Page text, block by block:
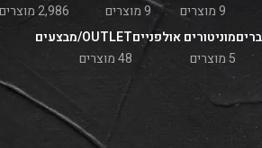
9 מוצרים
9 מוצרים
2,986 מוצרים
מוניטורים אולפניים
5 מוצרים
OUTLET/מבצעים
48 מוצרים